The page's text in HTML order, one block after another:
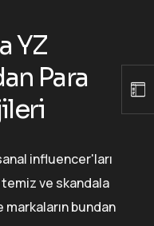
YZ
Para
influencer'ları
ve skandala
bundan